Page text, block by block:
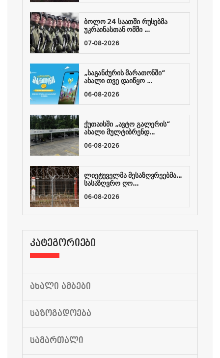
ბოლო 24 საათში რუსებმა
უკრაინასთან ომში ...
07-08-2026
„საგანძურის მარათონში“
ახალი თვე დაიწყო ...
06-08-2026
ქუთაისში „ავტო გალერის“
ახალი მულტიბრენდ...
06-08-2026
ლიეტუველმა მესაზღვრეებმა...
სასაზღვრო ღო...
06-08-2026
ᲙᲐᲢᲔᲒᲝᲠᲘᲔᲑᲘ
ᲐᲮᲐᲚᲘ ᲐᲛᲑᲔᲑᲘ
ᲡᲐᲖᲝᲒᲐᲓᲝᲔᲑᲐ
ᲡᲐᲛᲐᲠᲗᲐᲚᲘ